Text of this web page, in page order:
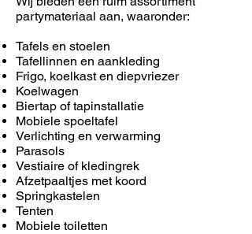
partymateriaal aan, waaronder:
Tafels en stoelen
Tafellinnen en aankleding
Frigo, koelkast en diepvriezer
Koelwagen
Biertap of tapinstallatie
Mobiele spoeltafel
Verlichting en verwarming
Parasols
Vestiaire of kledingrek
Afzetpaaltjes met koord
Springkastelen
Tenten
Mobiele toiletten